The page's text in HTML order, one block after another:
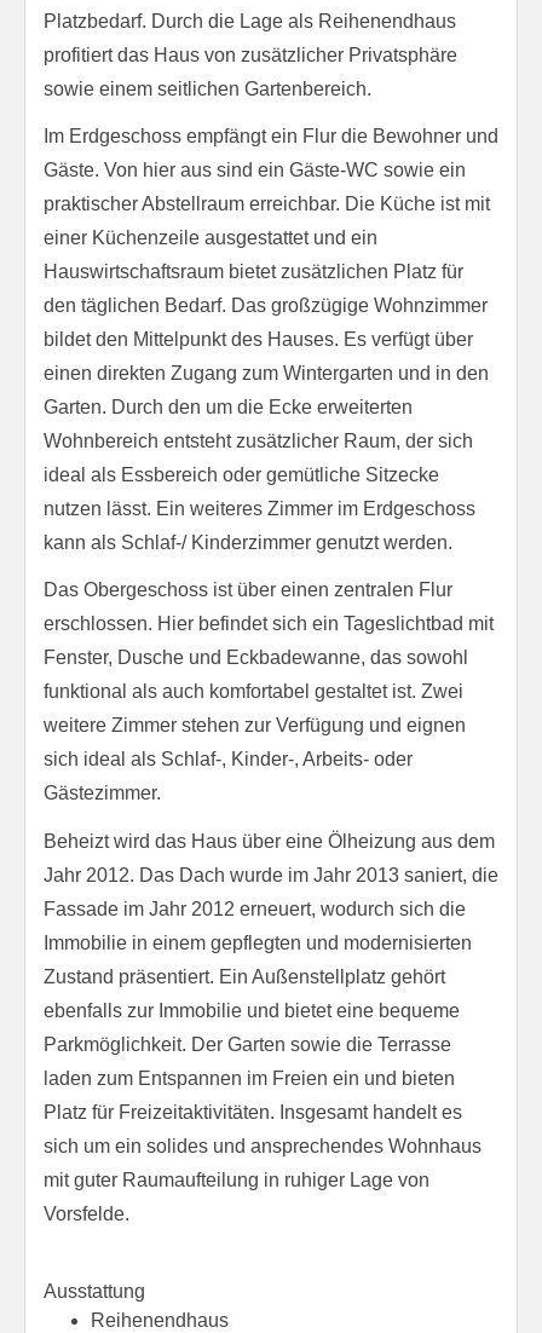
Platzbedarf. Durch die Lage als Reihenendhaus
profitiert das Haus von zusätzlicher Privatsphäre
sowie einem seitlichen Gartenbereich.
Im Erdgeschoss empfängt ein Flur die Bewohner und
Gäste. Von hier aus sind ein Gäste-WC sowie ein
praktischer Abstellraum erreichbar. Die Küche ist mit
einer Küchenzeile ausgestattet und ein
Hauswirtschaftsraum bietet zusätzlichen Platz für
den täglichen Bedarf. Das großzügige Wohnzimmer
bildet den Mittelpunkt des Hauses. Es verfügt über
einen direkten Zugang zum Wintergarten und in den
Garten. Durch den um die Ecke erweiterten
Wohnbereich entsteht zusätzlicher Raum, der sich
ideal als Essbereich oder gemütliche Sitzecke
nutzen lässt. Ein weiteres Zimmer im Erdgeschoss
kann als Schlaf-/ Kinderzimmer genutzt werden.
Das Obergeschoss ist über einen zentralen Flur
erschlossen. Hier befindet sich ein Tageslichtbad mit
Fenster, Dusche und Eckbadewanne, das sowohl
funktional als auch komfortabel gestaltet ist. Zwei
weitere Zimmer stehen zur Verfügung und eignen
sich ideal als Schlaf-, Kinder-, Arbeits- oder
Gästezimmer.
Beheizt wird das Haus über eine Ölheizung aus dem
Jahr 2012. Das Dach wurde im Jahr 2013 saniert, die
Fassade im Jahr 2012 erneuert, wodurch sich die
Immobilie in einem gepflegten und modernisierten
Zustand präsentiert. Ein Außenstellplatz gehört
ebenfalls zur Immobilie und bietet eine bequeme
Parkmöglichkeit. Der Garten sowie die Terrasse
laden zum Entspannen im Freien ein und bieten
Platz für Freizeitaktivitäten. Insgesamt handelt es
sich um ein solides und ansprechendes Wohnhaus
mit guter Raumaufteilung in ruhiger Lage von
Vorsfelde.
Ausstattung
Reihenendhaus